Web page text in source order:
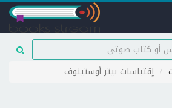
إقتباسات بيتر أوستينوف